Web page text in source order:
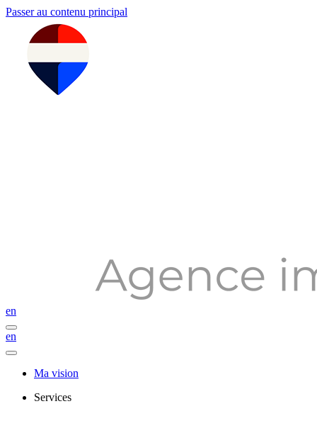
Passer au contenu principal
en
en
Ma vision
Services